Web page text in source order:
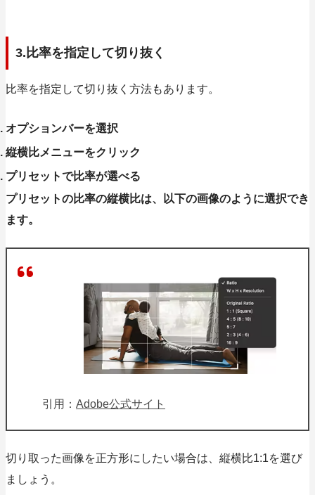
3.比率を指定して切り抜く
比率を指定して切り抜く方法もあります。
オプションバーを選択
縦横比メニューをクリック
プリセットで比率が選べる
プリセットの比率の縦横比は、以下の画像のように選択でき
ます。
引用： Adobe公式サイト
切り取った画像を正方形にしたい場合は、縦横比1:1を選び
ましょう。